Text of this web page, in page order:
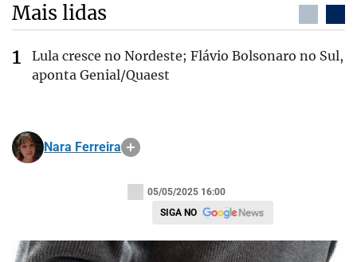
Mais lidas
Lula cresce no Nordeste; Flávio Bolsonaro no Sul,
aponta Genial/Quaest
Nara Ferreira
05/05/2025 16:00
SIGA NO